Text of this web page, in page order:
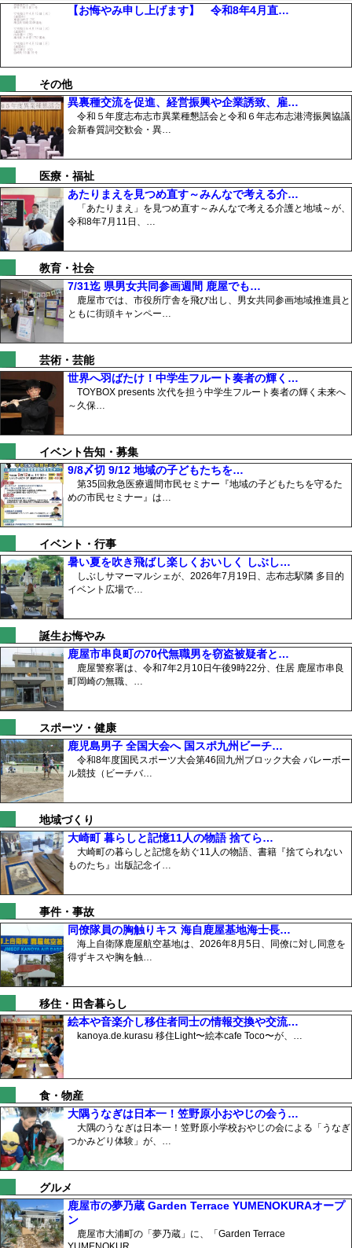
【お悔やみ申し上げます】 令和8年4月直…
その他
異裏種交流を促進、経営振興や企業誘致、雇…
令和５年度志布志市異業種懇話会と令和６年志布志港湾振興協議
会新春質詞交歓会・異…
医療・福祉
あたりまえを見つめ直す～みんなで考える介…
「あたりまえ」を見つめ直す～みんなで考える介護と地域～が、
令和8年7月11日、…
教育・社会
7/31迄 県男女共同参画週間 鹿屋でも…
鹿屋市では、市役所庁舎を飛び出し、男女共同参画地域推進員と
ともに街頭キャンペー…
芸術・芸能
世界へ羽ばたけ！中学生フルート奏者の輝く…
TOYBOX presents 次代を担う中学生フルート奏者の輝く未来へ
～久保…
イベント告知・募集
9/8〆切 9/12 地域の子どもたちを…
第35回救急医療週間市民セミナー『地域の子どもたちを守るた
めの市民セミナー』は…
イベント・行事
暑い夏を吹き飛ばし楽しくおいしく しぶし…
しぶしサマーマルシェが、2026年7月19日、志布志駅隣 多目的
イベント広場で…
誕生お悔やみ
鹿屋市串良町の70代無職男を窃盗被疑者と…
鹿屋警察署は、令和7年2月10日午後9時22分、住居 鹿屋市串良
町岡崎の無職、…
スポーツ・健康
鹿児島男子 全国大会へ 国スポ九州ビーチ…
令和8年度国民スポーツ大会第46回九州ブロック大会 バレーボー
ル競技（ビーチバ…
地域づくり
大崎町 暮らしと記憶11人の物語 捨てら…
大崎町の暮らしと記憶を紡ぐ11人の物語、書籍『捨てられない
ものたち』出版記念イ…
事件・事故
同僚隊員の胸触りキス 海自鹿屋基地海士長…
海上自衛隊鹿屋航空基地は、2026年8月5日、同僚に対し同意を
得ずキスや胸を触…
移住・田舎暮らし
絵本や音楽介し移住者同士の情報交換や交流…
kanoya.de.kurasu 移住Light〜絵本cafe Toco〜が、…
食・物産
大隅うなぎは日本一！笠野原小おやじの会う…
大隅のうなぎは日本一！笠野原小学校おやじの会による「うなぎ
つかみどり体験」が、…
グルメ
鹿屋市の夢乃蔵 Garden Terrace YUMENOKURAオープ
ン
鹿屋市大浦町の「夢乃蔵」に、「Garden Terrace